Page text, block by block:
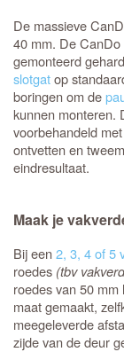
De massieve
40 mm. De
gemonteerd
slotgatop
boringen om de
kunnen monteren.
voorbehandeld
ontvetten en
eindresultaat.
Maak je
Bij een2, 3, 4 of 5
roedes (tbv
roedes van 50
maat gemaakt,
meegeleverde
zijde van de deur